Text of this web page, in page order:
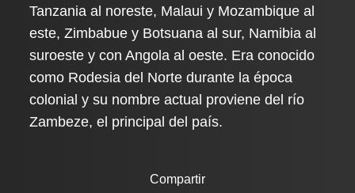
Tanzania al noreste, Malaui y Mozambique al
este, Zimbabue y Botsuana al sur, Namibia al
suroeste y con Angola al oeste. Era conocido
como Rodesia del Norte durante la época
colonial y su nombre actual proviene del río
Zambeze, el principal del país.
Compartir